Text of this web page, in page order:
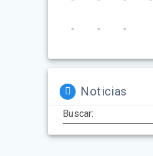
Noticias
Buscar: